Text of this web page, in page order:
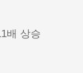
배 상승